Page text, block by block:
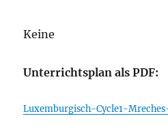
Keine
Unterrichtsplan als PDF:
Luxemburgisch-Cycle1-